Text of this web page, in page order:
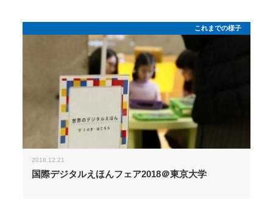
これまでの様子
2018.12.21
国際デジタルえほんフェア2018＠東京大学